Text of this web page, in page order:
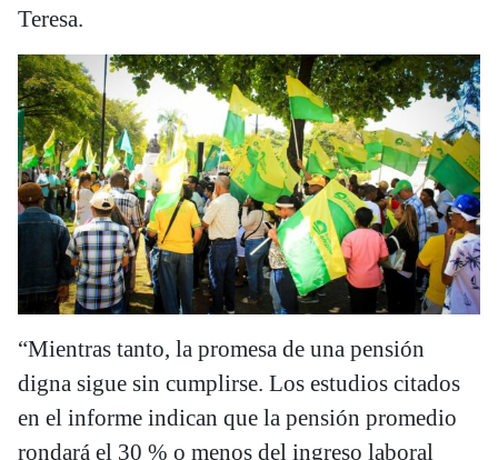
Teresa.
“Mientras tanto, la promesa de una pensión
digna sigue sin cumplirse. Los estudios citados
en el informe indican que la pensión promedio
rondará el 30 % o menos del ingreso laboral